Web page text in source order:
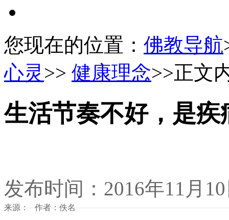
您现在的位置： 佛教导航
心灵 >> 健康理念>>正文
生活节奏不好，是疾
发布时间：2016年11月
来源： 作者：佚名